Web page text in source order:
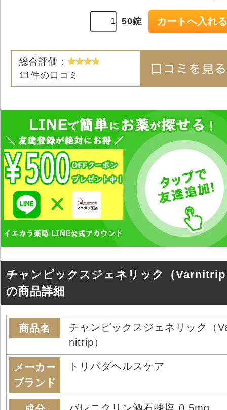
50錠
総合評価：
11件の口コミ
チャンピックスジェネリック（
の商品詳細
商品名
チャンピックスジェネリック（
nitrip）
メーカー
ブランド
トリパダヘルスケア